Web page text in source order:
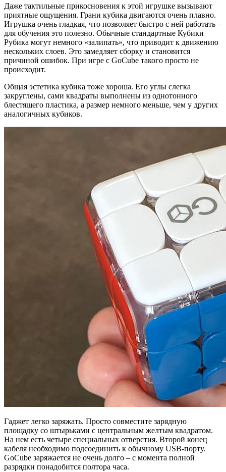
Даже тактильные прикосновения к этой игрушке вызывают
приятные ощущения. Грани кубика двигаются очень плавно.
Игрушка очень гладкая, что позволяет быстро с ней работать –
для обучения это полезно. Обычные стандартные Кубики
Рубика могут немного «залипать», что приводит к движению
нескольких слоев. Это замедляет сборку и становится
причиной ошибок. При игре с GoCube такого просто не
происходит.
Общая эстетика кубика тоже хороша. Его углы слегка
закруглены, сами квадраты выполнены из однотонного
блестящего пластика, а размер немного меньше, чем у других
аналогичных кубиков.
Гаджет легко заряжать. Просто совместите зарядную
площадку со штырьками с центральным желтым квадратом.
На нем есть четыре специальных отверстия. Второй конец
кабеля необходимо подсоединить к обычному USB-порту.
GoCube заряжается не очень долго – с момента полной
разрядки понадобится полтора часа.